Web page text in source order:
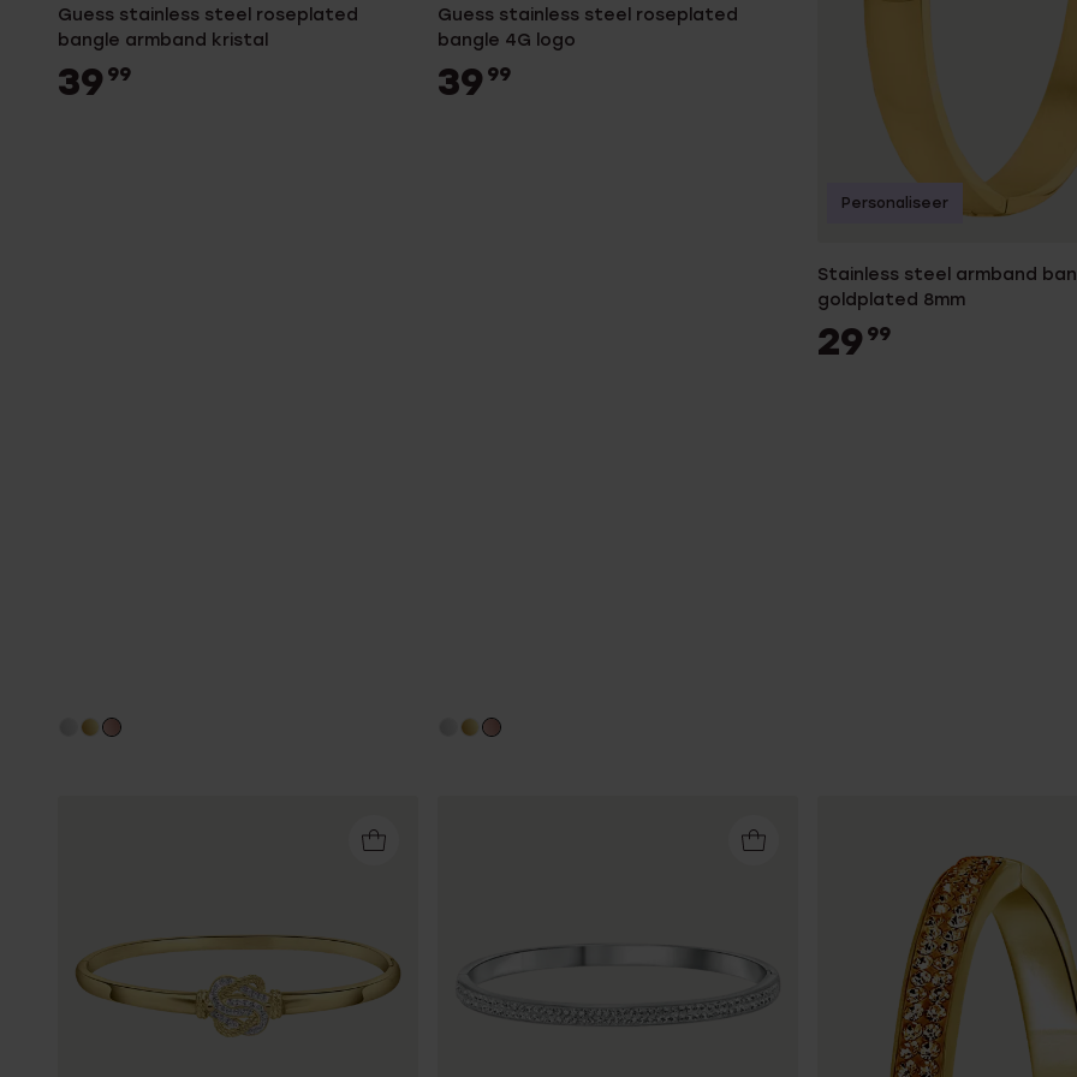
Guess stainless steel roseplated
bangle armband kristal
39 99
Guess stainless steel roseplated
bangle 4G logo
39 99
Stainless steel armband
goldplated 8mm
29 99
Personaliseer